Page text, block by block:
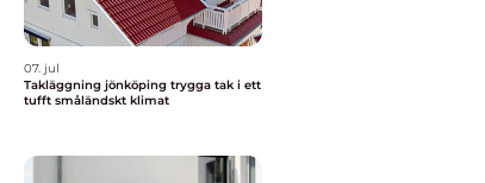
07. jul
Takläggning jönköping trygga tak i ett
tufft småländskt klimat